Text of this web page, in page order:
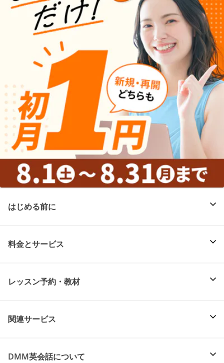
はじめる前に
料金とサービス
レッスン予約・教材
関連サービス
DMM英会話について